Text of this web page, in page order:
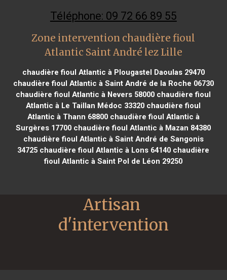
Téléphone: 09 72 66 89 55
Zone intervention chaudière fioul
Atlantic Saint André lez Lille
chaudière fioul Atlantic à Plougastel Daoulas 29470
chaudière fioul Atlantic à Saint André de la Roche 06730
chaudière fioul Atlantic à Nevers 58000 chaudière fioul
Atlantic à Le Taillan Médoc 33320 chaudière fioul
Atlantic à Thann 68800chaudière fioul Atlantic à
Surgères 17700 chaudière fioul Atlantic à Mazan 84380
chaudière fioul Atlantic à Saint André de Sangonis
34725 chaudière fioul Atlantic à Lons 64140 chaudière
fioul Atlantic à Saint Pol de Léon 29250
Artisan
d'intervention